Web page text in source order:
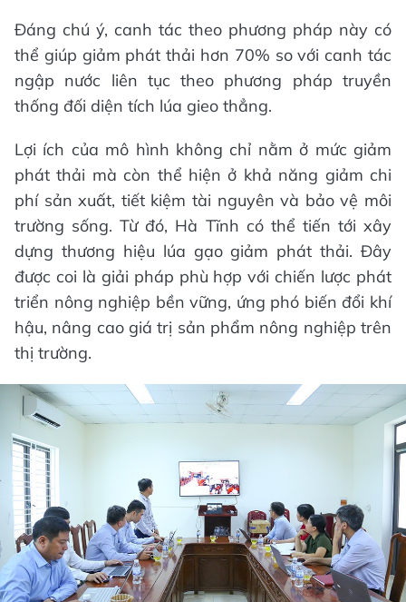
Đáng chú ý, canh tác theo phương pháp này có
thể giúp giảm phát thải hơn 70% so với canh tác
ngập nước liên tục theo phương pháp truyền
thống đối diện tích lúa gieo thẳng.
Lợi ích của mô hình không chỉ nằm ở mức giảm
phát thải mà còn thể hiện ở khả năng giảm chi
phí sản xuất, tiết kiệm tài nguyên và bảo vệ môi
trường sống. Từ đó, Hà Tĩnh có thể tiến tới xây
dựng thương hiệu lúa gạo giảm phát thải. Đây
được coi là giải pháp phù hợp với chiến lược phát
triển nông nghiệp bền vững, ứng phó biến đổi khí
hậu, nâng cao giá trị sản phẩm nông nghiệp trên
thị trường.